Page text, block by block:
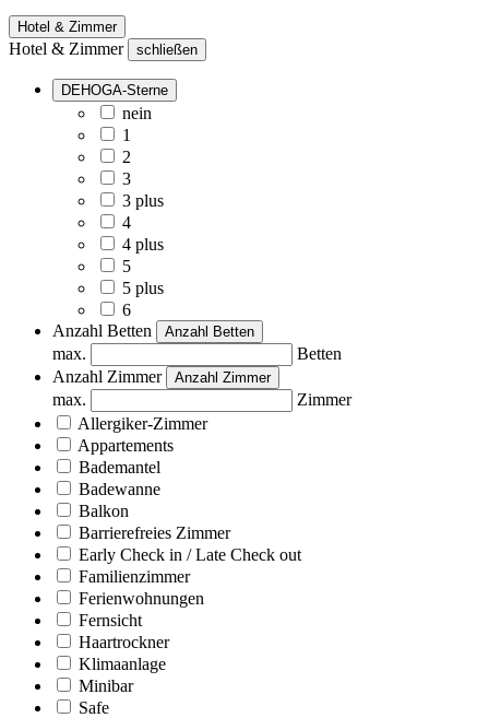
Hotel & Zimmer
Hotel & Zimmer schließen
DEHOGA-Sterne
nein
1
2
3
3 plus
4
4 plus
5
5 plus
6
Anzahl Betten
Anzahl Betten
max.
Betten
Anzahl Zimmer
Anzahl Zimmer
max.
Zimmer
Allergiker-Zimmer
Appartements
Bademantel
Badewanne
Balkon
Barrierefreies Zimmer
Early Check in / Late Check out
Familienzimmer
Ferienwohnungen
Fernsicht
Haartrockner
Klimaanlage
Minibar
Safe